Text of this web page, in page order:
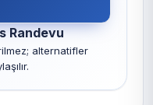
Randevu
alternatifler